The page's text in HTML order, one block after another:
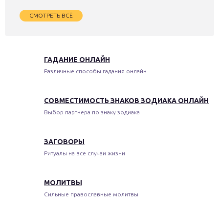
СМОТРЕТЬ ВСЁ
ГАДАНИЕ ОНЛАЙН
Различные способы гадания онлайн
СОВМЕСТИМОСТЬ ЗНАКОВ ЗОДИАКА ОНЛАЙН
Выбор партнера по знаку зодиака
ЗАГОВОРЫ
Ритуалы на все случаи жизни
МОЛИТВЫ
Сильные православные молитвы